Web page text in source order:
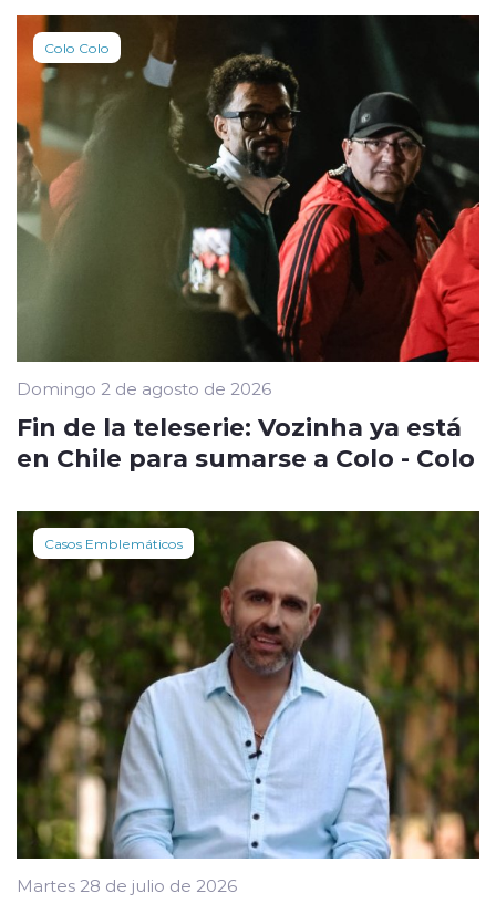
Colo Colo
Domingo 2 de agosto de 2026
Fin de la teleserie: Vozinha ya está
en Chile para sumarse a Colo - Colo
Casos Emblemáticos
Martes 28 de julio de 2026